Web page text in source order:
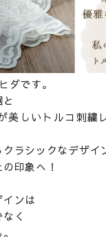
ダです。
美しいトルコ刺繍
ラシックなデザイ
印象へ！
ンは
く